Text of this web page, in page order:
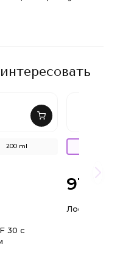
200 ml
30 с
910
Лосьон с